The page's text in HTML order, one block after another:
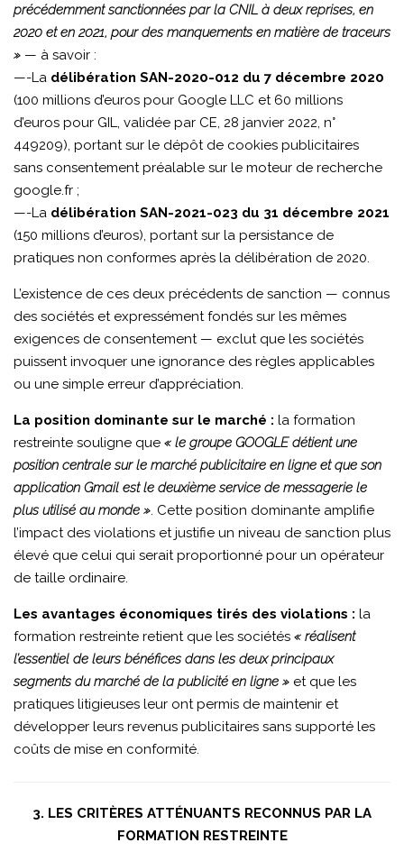
précédemment sanctionnées par la CNIL à deux reprises, en
2020 et en 2021, pour des manquements en matière de traceurs
» — à savoir :
—-La délibération SAN-2020-012 du 7 décembre 2020
(100 millions d’euros pour Google LLC et 60 millions
d’euros pour GIL, validée par CE, 28 janvier 2022, n°
449209), portant sur le dépôt de cookies publicitaires
sans consentement préalable sur le moteur de recherche
google.fr ;
—-La délibération SAN-2021-023 du 31 décembre 2021
(150 millions d’euros), portant sur la persistance de
pratiques non conformes après la délibération de 2020.
L’existence de ces deux précédents de sanction — connus
des sociétés et expressément fondés sur les mêmes
exigences de consentement — exclut que les sociétés
puissent invoquer une ignorance des règles applicables
ou une simple erreur d’appréciation.
La position dominante sur le marché : la formation
restreinte souligne que « le groupe GOOGLE détient une
position centrale sur le marché publicitaire en ligne et que son
application Gmail est le deuxième service de messagerie le
plus utilisé au monde ». Cette position dominante amplifie
l’impact des violations et justifie un niveau de sanction plus
élevé que celui qui serait proportionné pour un opérateur
de taille ordinaire.
Les avantages économiques tirés des violations : la
formation restreinte retient que les sociétés « réalisent
l’essentiel de leurs bénéfices dans les deux principaux
segments du marché de la publicité en ligne » et que les
pratiques litigieuses leur ont permis de maintenir et
développer leurs revenus publicitaires sans supporté les
coûts de mise en conformité.
3. LES CRITÈRES ATTÉNUANTS RECONNUS PAR LA
FORMATION RESTREINTE